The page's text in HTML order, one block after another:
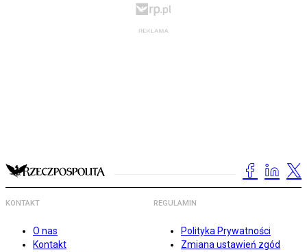
KONTAKT
O nas
Kontakt
REGULAMIN
Polityka Prywatności
Zmiana ustawień zgód